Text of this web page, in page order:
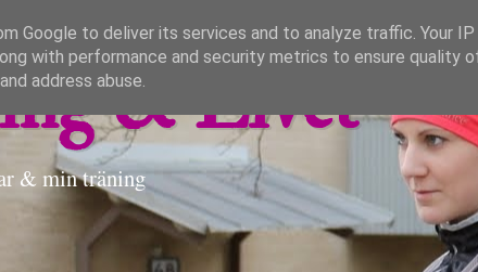
& Livet
& min träning
Google to deliver its services and to analyze traffic. Your
with performance and security metrics to ensure quality
address abuse.